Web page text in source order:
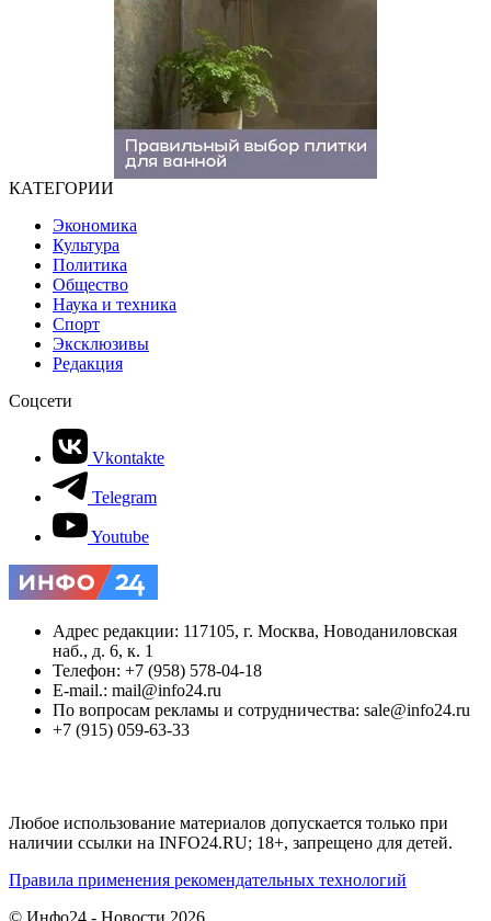
КАТЕГОРИИ
Экономика
Культура
Политика
Общество
Наука и техника
Спорт
Эксклюзивы
Редакция
Соцсети
Vkontakte
Telegram
Youtube
Адрес редакции: 117105, г. Москва, Новоданиловская
наб., д. 6, к. 1
Телефон: +7 (958) 578-04-18
E-mail.: mail@info24.ru
По вопросам рекламы и сотрудничества: sale@info24.ru
+7 (915) 059-63-33
Любое использование материалов допускается только при
наличии ссылки на INFO24.RU; 18+, запрещено для детей.
Правила применения рекомендательных технологий
© Инфо24 - Новости 2026